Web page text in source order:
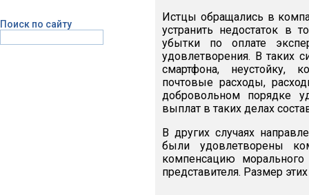
Поиск по сайту
Истцы обращались в
устранить недостаток в
убытки по оплате
удовлетворения. В таких
смартфона, неустойку,
почтовые расходы,
добровольном порядке
выплат в таких делах
В других случаях
были удовлетворены
компенсацию
представителя. Размер